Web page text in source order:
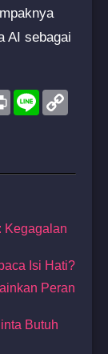
AI sebagai
Print Line
Kegagalan
Isi Hati?
Peran
Butuh